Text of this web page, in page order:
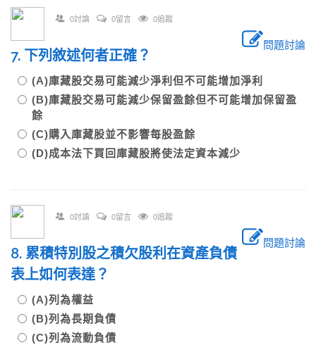
0討論 0留言 0追蹤
問題討論
7. 下列敘述何者正確？
(A)庫藏股交易可能減少淨利但不可能增加淨利
(B)庫藏股交易可能減少保留盈餘但不可能增加保留盈
餘
(C)購入庫藏股並不影響每股盈餘
(D)成本法下買回庫藏股將使法定資本減少
0討論 0留言 0追蹤
問題討論
8. 累積特別股之積欠股利在資產負債
表上如何表達？
(A)列為權益
(B)列為長期負債
(C)列為流動負債